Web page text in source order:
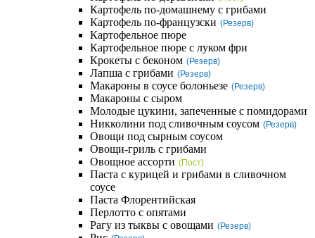
Картофель по-домашнему с грибами
Картофель по-французски (Резерв)
Картофельное пюре
Картофельное пюре с луком фри
Крокеты с беконом (Резерв)
Лапша с грибами (Резерв)
Макароны в соусе болоньезе (Резерв)
Макароны с сыром
Молодые цукини, запеченные с помидорами
Никколини под сливочным соусом (Резерв)
Овощи под сырным соусом
Овощи-гриль с грибами
Овощное ассорти (Пост)
Паста с курицей и грибами в сливочном
соусе
Паста Флорентийская
Перлотто с опятами
Рагу из тыквы с овощами (Резерв)